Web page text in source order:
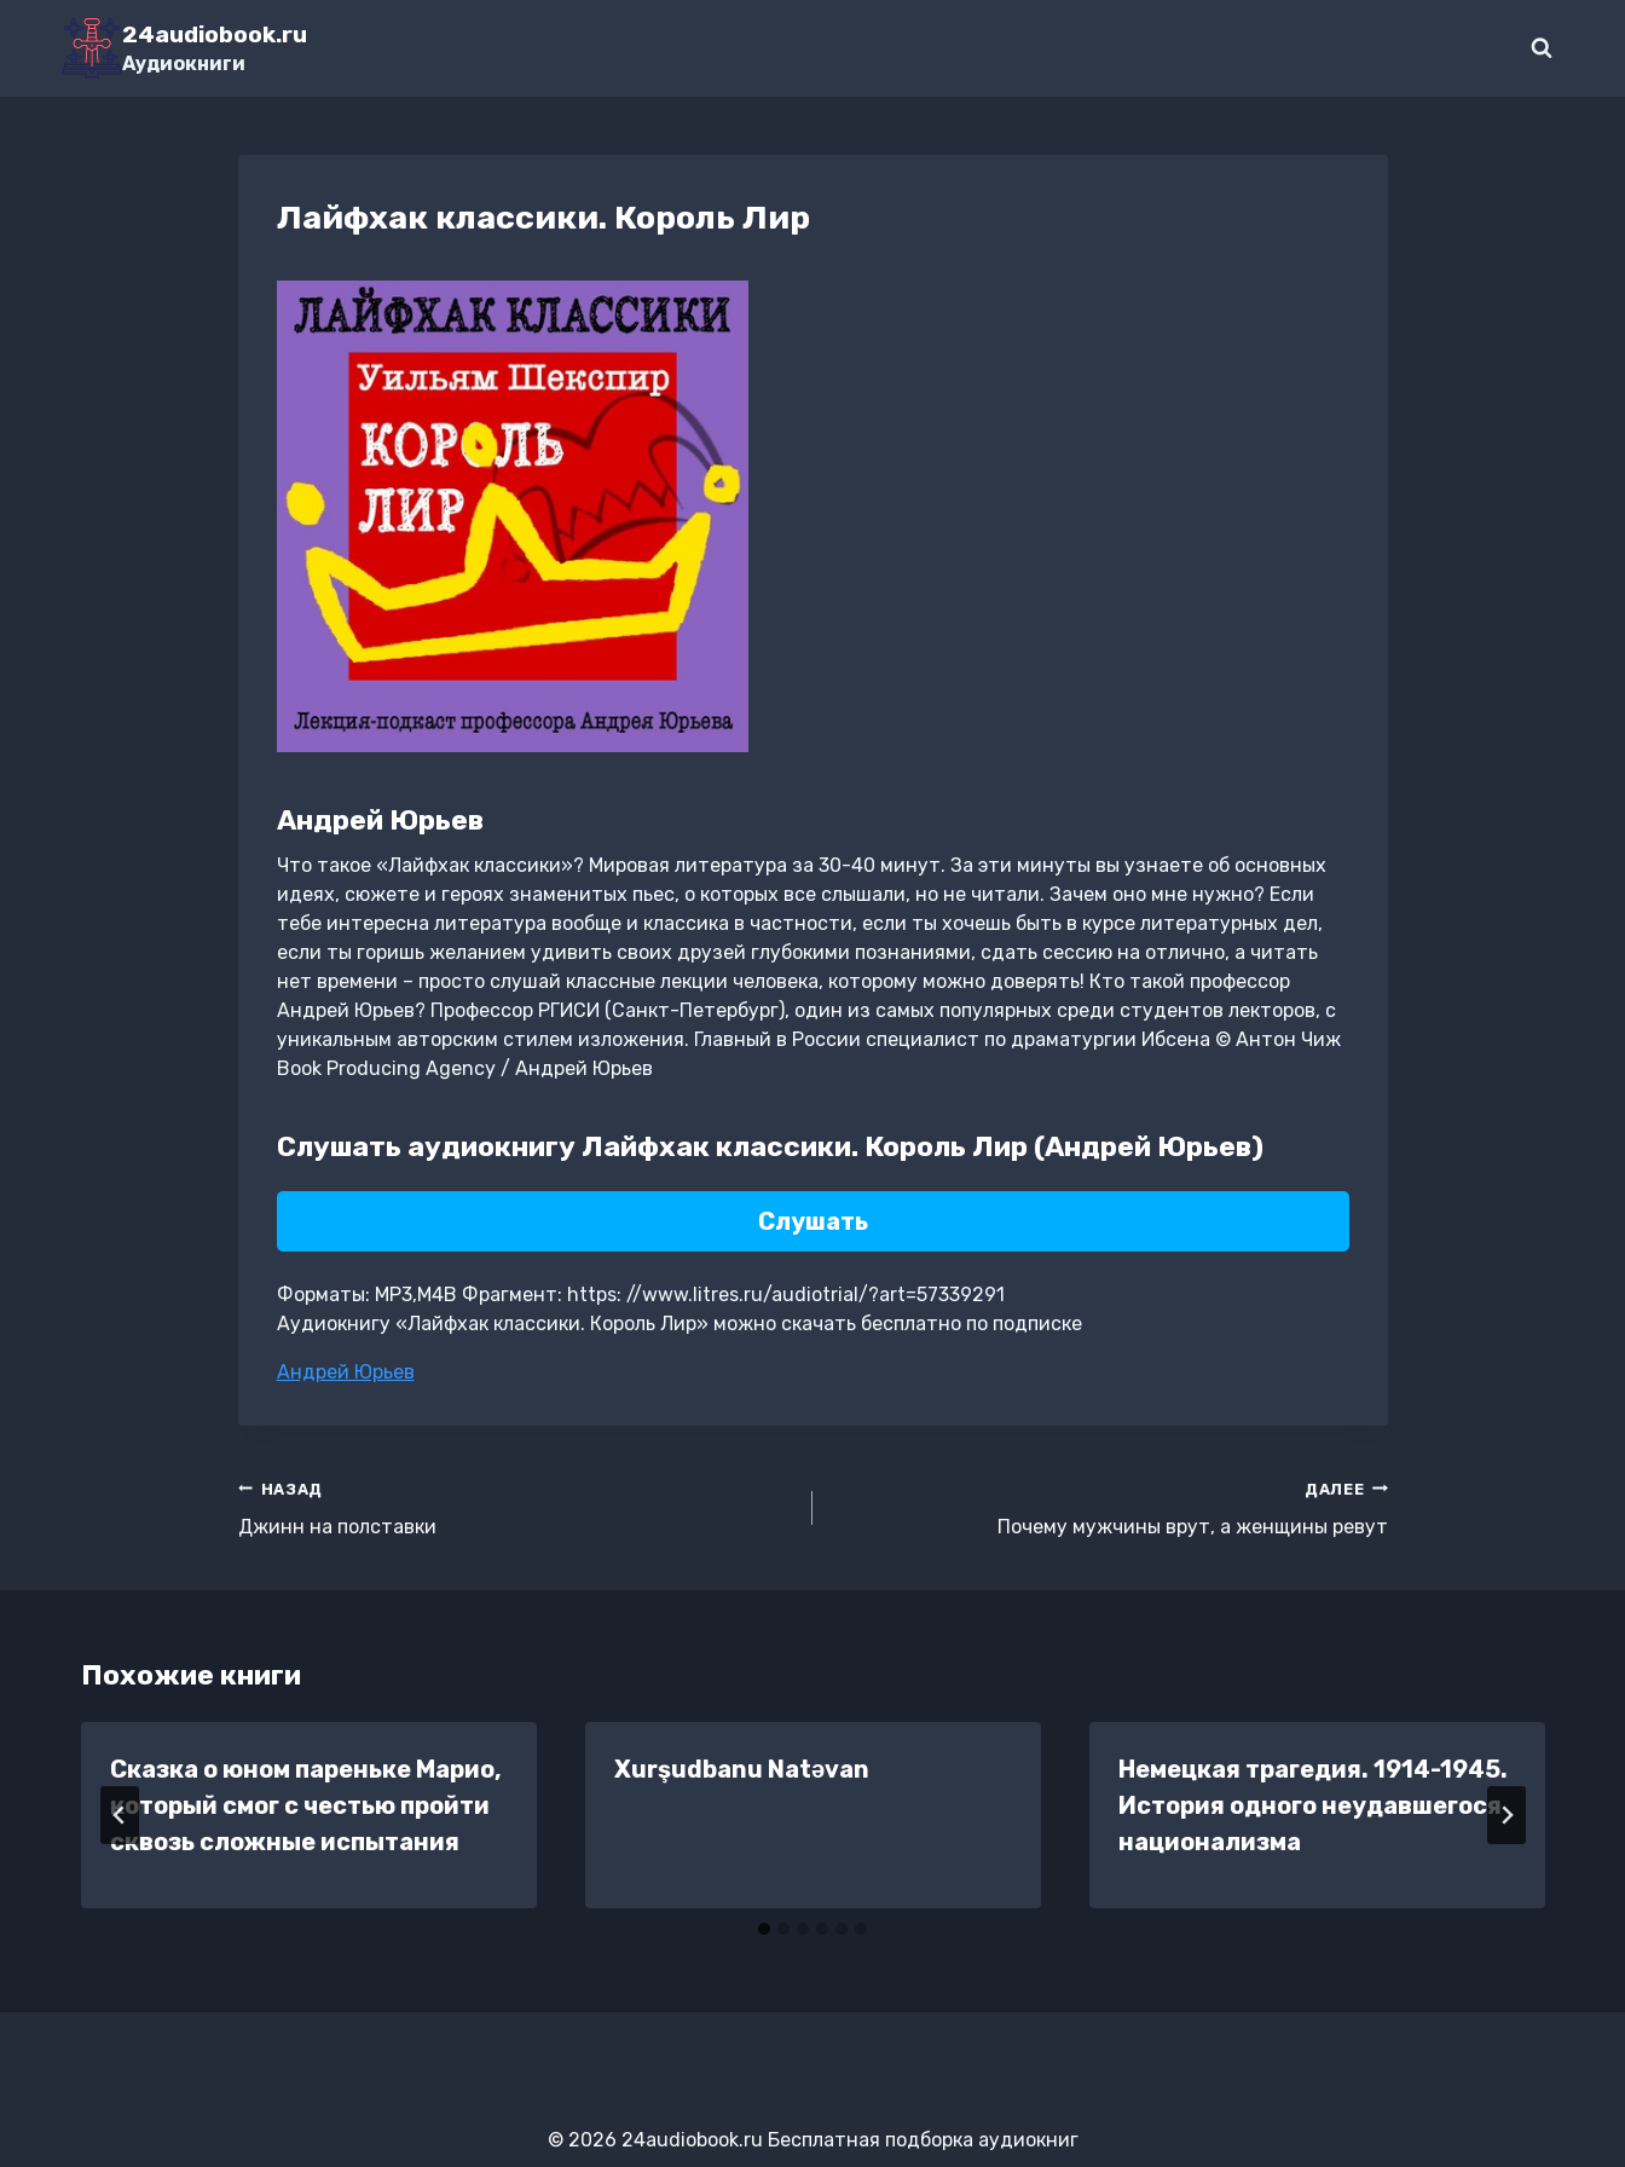
Перейти
содержимому
24audiobook.ru
Аудиокниги
Лайфхак классики. Король Лир
Андрей Юрьев
Что такое «Лайфхак классики»? Мировая литература за 30-40 минут. За эти минуты вы узнаете об основных
идеях, сюжете и героях знаменитых пьес, о которых все слышали, но не читали. Зачем оно мне нужно? Если
тебе интересна литература вообще и классика в частности, если ты хочешь быть в курсе литературных дел,
если ты горишь желанием удивить своих друзей глубокими познаниями, сдать сессию на отлично, а читать
нет времени – просто слушай классные лекции человека, которому можно доверять! Кто такой профессор
Андрей Юрьев? Профессор РГИСИ (Санкт-Петербург), один из самых популярных среди студентов лекторов, с
уникальным авторским стилем изложения. Главный в России специалист по драматургии Ибсена © Антон Чиж
Book Producing Agency / Андрей Юрьев
Слушать аудиокнигу Лайфхак классики. Король Лир (Андрей Юрьев)
Слушать
Форматы: MP3,M4B Фрагмент: https: //www.litres.ru/audiotrial/?art=57339291
Аудиокнигу «Лайфхак классики. Король Лир» можно скачать бесплатно по подписке
Метки
Андрей Юрьев
Навигация
по
НАЗАД
Джинн на полставки
ДАЛЕЕ
Почему мужчины врут, а женщины ревут
Похожие книги
Сказка о юном пареньке Марио,
который смог с честью пройти
сквозь сложные испытания
Xurşudbanu Natəvan
Немецкая трагедия. 1914-1945.
История одного неудавшегося
национализма
© 2026 24audiobook.ru Бесплатная подборка аудиокниг